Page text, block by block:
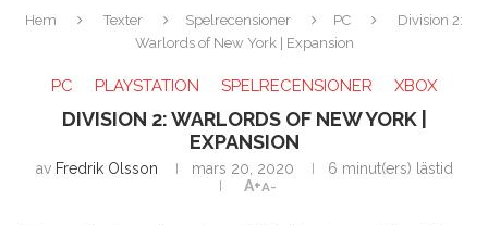
Hem Texter Spelrecensioner PC
Division 2:
Warlords of New York | Expansion
PC PLAYSTATION SPELRECENSIONER XBOX
DIVISION 2: WARLORDS OF NEW YORK |
EXPANSION
av Fredrik Olsson mars 20, 2020
6 minut(ers) lästid
A+A-